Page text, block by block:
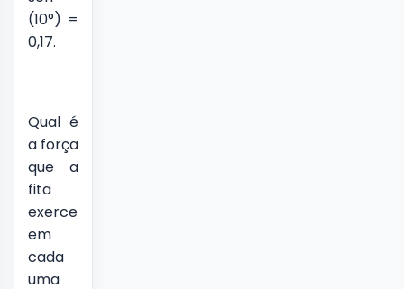
(10°) =
0,17.
Qual é
a força
que a
fita
exerce
em
cada
uma